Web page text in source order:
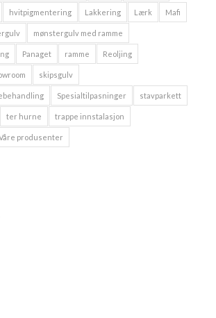
hvitpigmentering Lakkering Lærk Mafi
mønstergulv med ramme
Panaget ramme Reoljing
skipsgulv
Spesialtilpasninger stavparkett
ter hurne trappe innstalasjon
produsenter